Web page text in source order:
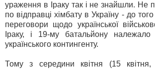
ураження в Іраку так і не знайшли. Не
по відправці хімбату в Україну - до
переговори щодо української
Іраку, і 19-му батальйону
українського контингенту.
Тому з середини квітня (15 квітня,